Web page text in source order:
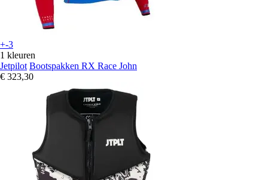
+-3
1 kleuren
Jetpilot Bootspakken RX Race John
€ 323,30